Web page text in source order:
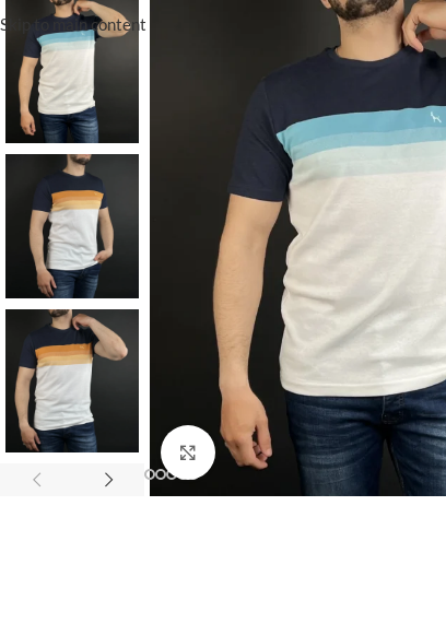
Skip to main content
Click to enlarge